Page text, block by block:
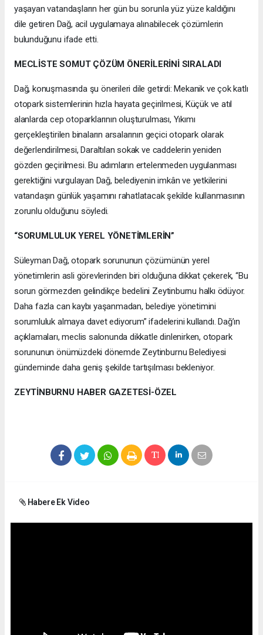
yaşayan vatandaşların her gün bu sorunla yüz yüze kaldığını
dile getiren Dağ, acil uygulamaya alınabilecek çözümlerin
bulunduğunu ifade etti.
MECLİSTE SOMUT ÇÖZÜM ÖNERİLERİNİ SIRALADI
Dağ, konuşmasında şu önerileri dile getirdi: Mekanik ve çok katlı
otopark sistemlerinin hızla hayata geçirilmesi, Küçük ve atıl
alanlarda cep otoparklarının oluşturulması, Yıkımı
gerçekleştirilen binaların arsalarının geçici otopark olarak
değerlendirilmesi, Daraltılan sokak ve caddelerin yeniden
gözden geçirilmesi. Bu adımların ertelenmeden uygulanması
gerektiğini vurgulayan Dağ, belediyenin imkân ve yetkilerini
vatandaşın günlük yaşamını rahatlatacak şekilde kullanmasının
zorunlu olduğunu söyledi.
“SORUMLULUK YEREL YÖNETİMLERİN”
Süleyman Dağ, otopark sorununun çözümünün yerel
yönetimlerin asli görevlerinden biri olduğuna dikkat çekerek, “Bu
sorun görmezden gelindikçe bedelini Zeytinburnu halkı ödüyor.
Daha fazla can kaybı yaşanmadan, belediye yönetimini
sorumluluk almaya davet ediyorum” ifadelerini kullandı. Dağ’ın
açıklamaları, meclis salonunda dikkatle dinlenirken, otopark
sorununun önümüzdeki dönemde Zeytinburnu Belediyesi
gündeminde daha geniş şekilde tartışılması bekleniyor.
ZEYTİNBURNU HABER GAZETESİ-ÖZEL
Habere Ek Video